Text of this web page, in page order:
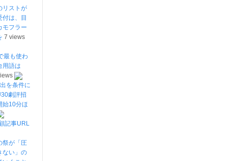
リストが
付は、目
モフラー
7 views
最も使わ
用語は
を条件に
劇評招
始10分ほ
記事URL
祭が「圧
ない」の